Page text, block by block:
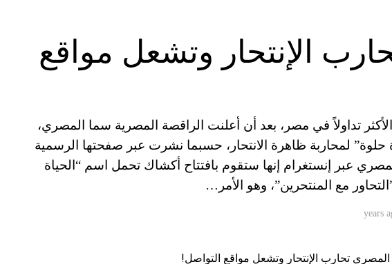
الإنتحار وتشعل مواقع
تداولاً في مصر، بعد أن أعلنت الراقصة المصرية سما المصري،
حلوة” لمحاربة ظاهرة الانتحار، حسبما نشرت عبر صفحتها الرسمية
عبر إنستغرام إنها ستقوم بافتتاح أكشاك تحمل اسم “الحياة
مع المنتحرين”، وهو الأمر…